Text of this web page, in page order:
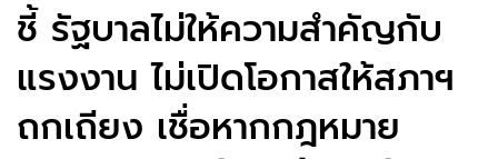
ชี้ รัฐบาลไม่ให้ความสำคัญกับ
แรงงาน ไม่เปิดโอกาสให้สภาฯ
ถกเถียง เชื่อหากกฎหมาย